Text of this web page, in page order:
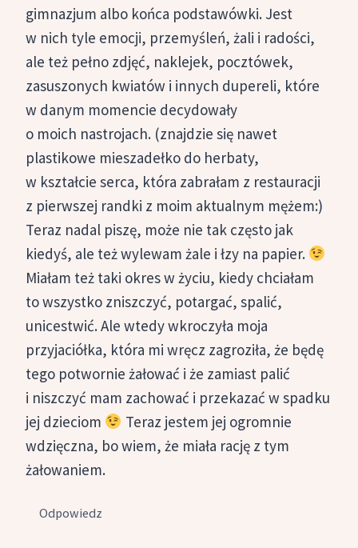
gimnazjum albo końca podstawówki. Jest
w nich tyle emocji, przemyśleń, żali i radości,
ale też pełno zdjęć, naklejek, pocztówek,
zasuszonych kwiatów i innych dupereli, które
w danym momencie decydowały
o moich nastrojach. (znajdzie się nawet
plastikowe mieszadełko do herbaty,
w kształcie serca, która zabrałam z restauracji
z pierwszej randki z moim aktualnym mężem:)
Teraz nadal piszę, może nie tak często jak
kiedyś, ale też wylewam żale i łzy na papier.
Miałam też taki okres w życiu, kiedy chciałam
to wszystko zniszczyć, potargać, spalić,
unicestwić. Ale wtedy wkroczyła moja
przyjaciółka, która mi wręcz zagroziła, że będę
tego potwornie żałować i że zamiast palić
i niszczyć mam zachować i przekazać w spadku
jej dzieciom
Teraz jestem jej ogromnie
wdzięczna, bo wiem, że miała rację z tym
żałowaniem.
Odpowiedz